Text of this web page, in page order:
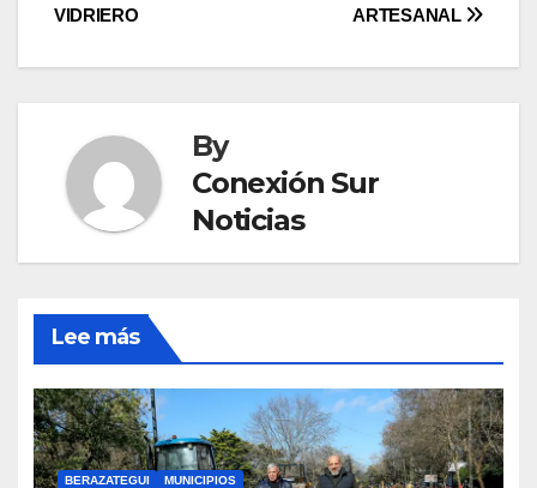
ARTESANAL
VIDRIERO
By
Conexión Sur
Noticias
Lee más
BERAZATEGUI MUNICIPIOS